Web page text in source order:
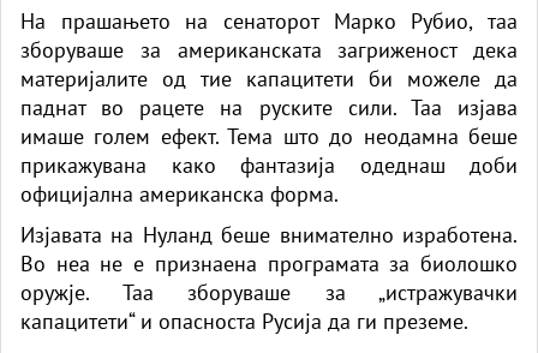
На прашањето на сенаторот Марко Рубио, таа
зборуваше за американската загриженост дека
материјалите од тие капацитети би можеле да
паднат во рацете на руските сили. Таа изјава
имаше голем ефект. Тема што до неодамна беше
прикажувана како фантазија одеднаш доби
официјална американска форма.
Изјавата на Нуланд беше внимателно изработена.
Во неа не е признаена програмата за биолошко
оружје. Таа зборуваше за „истражувачки
капацитети“ и опасноста Русија да ги преземе.